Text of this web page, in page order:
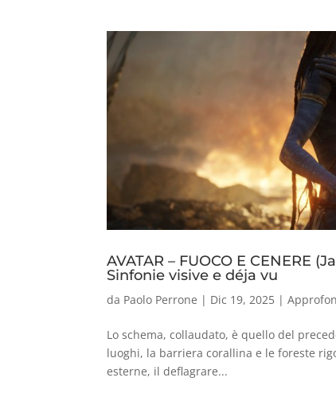
AVATAR – FUOCO E CENERE
Sinfonie visive e déja vu
da Paolo Perrone | Dic 19, 2025 |
Lo schema, collaudato, è quello del
luoghi, la barriera corallina e le foreste
esterne, il deflagrare...